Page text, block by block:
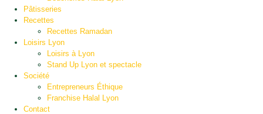
Pâtisseries
Recettes
Recettes Ramadan
Loisirs Lyon
Loisirs à Lyon
Stand Up Lyon et spectacle
Société
Entrepreneurs Éthique
Franchise Halal Lyon
Contact